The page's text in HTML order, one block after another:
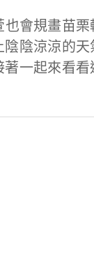
會規畫苗栗
陰涼涼的
一起來看